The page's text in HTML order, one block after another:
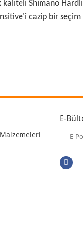
Shimano
cazip bir
Malzemeleri
E-